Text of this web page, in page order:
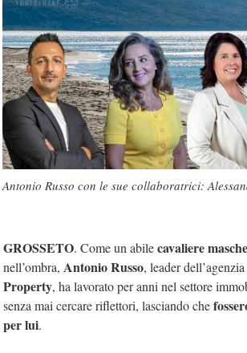
Antonio Russo con le sue collaboratrici:
GROSSETO. Come un abilecavaliere
nell’ombra, Antonio Russo, leader dell’agenzia
Property, ha lavorato per anni nel settore
senza mai cercare riflettori, lasciando che
per lui.